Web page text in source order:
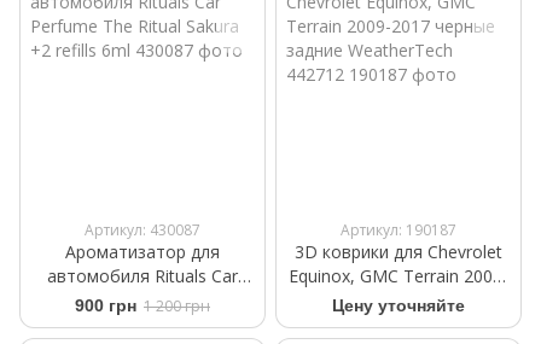
Артикул: 430087
Ароматизатор для
автомобиля Rituals ​Car
Perfume The Ritual Sakura
+2 refills 6ml
900 грн 1 200 грн
Артикул: 190187
3D коврики для Chevrolet
Equinox, GMC Terrain 2009-
2017 черные задние
WeatherTech 442712
Цену уточняйте